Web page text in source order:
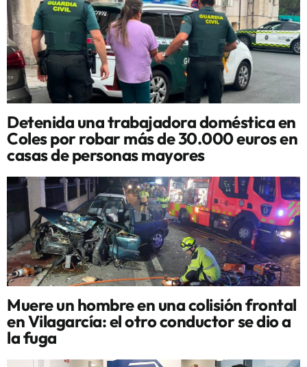
Detenida una trabajadora doméstica en
Coles por robar más de 30.000 euros en
casas de personas mayores
Muere un hombre en una colisión frontal
en Vilagarcía: el otro conductor se dio a
la fuga